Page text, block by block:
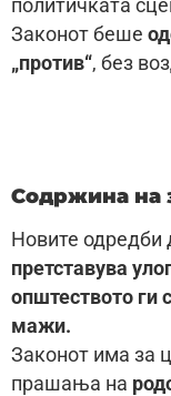
политичката
Законот беше
„против“, без
Содржина на
Новите одредби
претставува
општеството ги
мажи.
Законот има за
прашања на